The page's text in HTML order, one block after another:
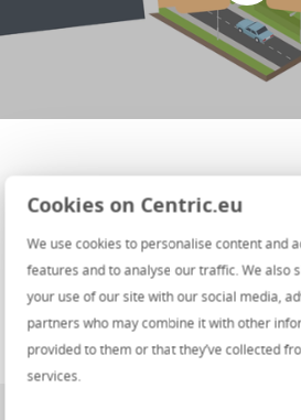
Cookies on Centric.eu
We use cookies to personalise content and
features and to analyse our traffic. We also
your use of our site with our social media,
partners who may combine it with other
provided to them or that they’ve collected
services.